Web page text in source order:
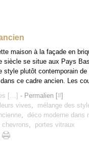
maison à la façade en
siècle se situe aux Pays
style plutôt contemporain
ce cadre ancien. Les
[…] - Permalien [#]
vives, mélange des
, déco moderne dans
chevrons, portes vitraux